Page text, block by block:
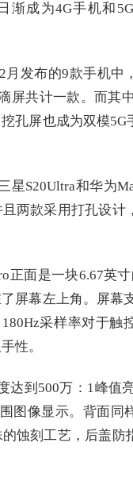
渐成为4G手机和
月发布的9款手机中
屏共计一款。而其
孔屏也成为双模5G
星S20Ultra和华为
两款采用打孔设计
正面是一块6.67英
屏幕左上角。屏幕
采样率对于触
性。
达到500万：1峰值
图像显示。背面同
蚀刻工艺，后盖防